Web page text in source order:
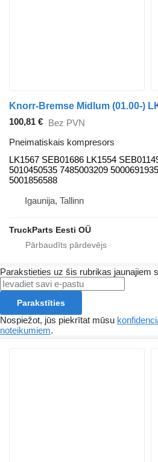
100,81 € Bez PVN
Pneimatiskais kompresors
LK1567 SEB01686 LK1554
5010450535 7485003209 5000691935
5001856588
Igaunija, Tallinn
TruckParts Eesti OÜ
Parakstieties uz šis rubrikas jaunajiem
Parakstīties
Nospiežot, jūs piekrītat mūsu
noteikumiem.